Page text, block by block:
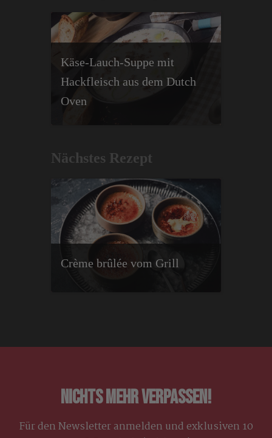
Käse-Lauch-Suppe mit
Hackfleisch aus dem Dutch
Oven
Nächstes Rezept
Crème brûlée vom Grill
Nichts mehr verpassen!
Für den Newsletter anmelden und exklusiven 10